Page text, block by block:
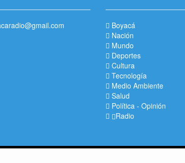
Boyacá
Nación
Mundo
Deportes
Cultura
Tecnología
Medio Ambiente
Salud
Política - Opinión
Radio